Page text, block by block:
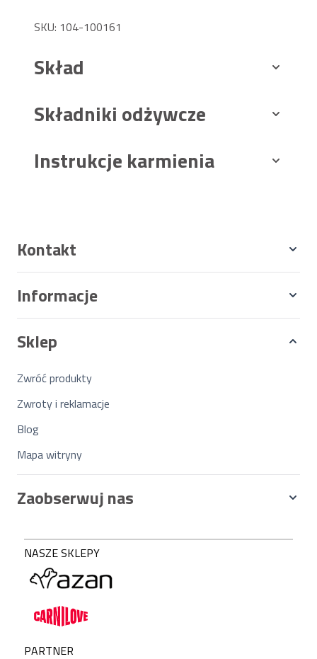
SKU: 104-100161
Skład
Składniki odżywcze
Instrukcje karmienia
Kontakt
Informacje
Sklep
Zwróć produkty
Zwroty i reklamacje
Blog
Mapa witryny
Zaobserwuj nas
NASZE SKLEPY
PARTNER